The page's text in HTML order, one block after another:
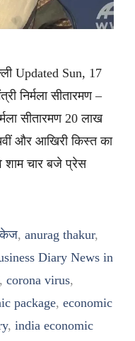
Updated Sun, 17
निर्मला सीतारमण –
सीतारमण 20 लाख
और आखिरी किस्त का
शाम चार बजे प्रेस
, anurag thakur,
Diary News in
, corona virus,
package, economic
, india economic